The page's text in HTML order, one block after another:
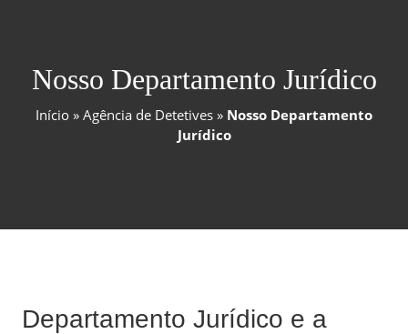
Nosso Departamento Jurídico
Início » Agência de Detetives » Nosso Departamento
Jurídico
Departamento Jurídico e a